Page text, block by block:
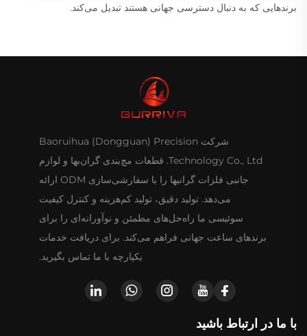
برندهایی که به دنبال دسترسی جهانی هستند تبدیل می‌کند.
شرکت Baoruihua (Dongguan) Precision
Technology Co., Ltd. قطعات مچ‌بندی گران‌بها و لوازم
جانبی فلزات گرانبها را با سفارشی‌سازی ODM ارائه
می‌دهد. تولید دقیق، تولید کم‌هزینه و کنترل کیفیت
سوئیسی ما راه‌حل‌های مطمئن و نوآورانه‌ای را برای
برندهای ساعت جهانی فراهم می‌کند. برای دریافت خدمات
یکپارچه با ما تماس بگیرید.
با ما در ارتباط باشید